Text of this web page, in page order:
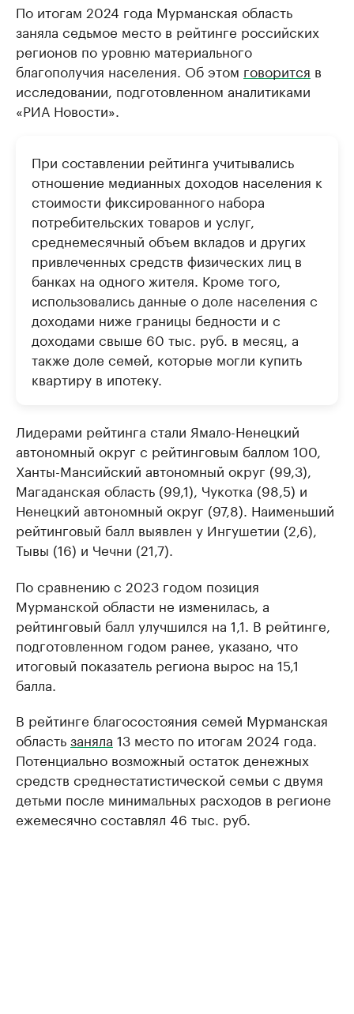
По итогам 2024 года Мурманская область
заняла седьмое место в рейтинге российских
регионов по уровню материального
благополучия населения. Об этом говорится в
исследовании, подготовленном аналитиками
«РИА Новости».
При составлении рейтинга учитывались
отношение медианных доходов населения к
стоимости фиксированного набора
потребительских товаров и услуг,
среднемесячный объем вкладов и других
привлеченных средств физических лиц в
банках на одного жителя. Кроме того,
использовались данные о доле населения с
доходами ниже границы бедности и с
доходами свыше 60 тыс. руб. в месяц, а
также доле семей, которые могли купить
квартиру в ипотеку.
Лидерами рейтинга стали Ямало-Ненецкий
автономный округ с рейтинговым баллом 100,
Ханты-Мансийский автономный округ (99,3),
Магаданская область (99,1), Чукотка (98,5) и
Ненецкий автономный округ (97,8). Наименьший
рейтинговый балл выявлен у Ингушетии (2,6),
Тывы (16) и Чечни (21,7).
По сравнению с 2023 годом позиция
Мурманской области не изменилась, а
рейтинговый балл улучшился на 1,1. В рейтинге,
подготовленном годом ранее, указано, что
итоговый показатель региона вырос на 15,1
балла.
В рейтинге благосостояния семей Мурманская
областьзаняла 13 место по итогам 2024 года.
Потенциально возможный остаток денежных
средств среднестатистической семьи с двумя
детьми после минимальных расходов в регионе
ежемесячно составлял 46 тыс. руб.